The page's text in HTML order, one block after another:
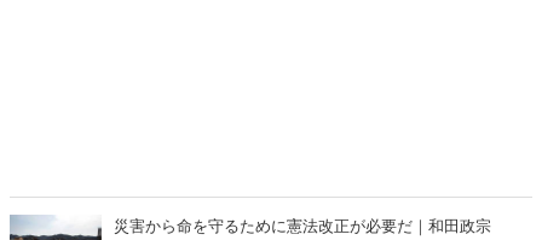
災害から命を守るために憲法改正が必要だ｜和田政宗